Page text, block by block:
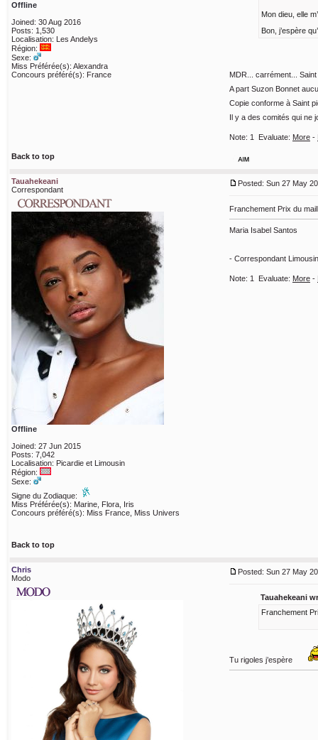
Offline
Joined: 30 Aug 2016
Posts: 1,530
Localisation: Les Andelys
Région:
Sexe:
Miss Préférée(s): Alexandra
Concours préféré(s): France
Mon dieu, elle
Bon, j’espère
MDR... carrément...
A part Suzon Bonnet
Copie conforme à Saint
Il y a des comités qui ne
Note: 1 Evaluate: More -
Back to top
Tauahekeani
Correspondant
Offline
Joined: 27 Jun 2015
Posts: 7,042
Localisation: Picardie et Limousin
Région:
Sexe:
Signe du Zodiaque:
Miss Préférée(s): Marine, Flora, Iris
Concours préféré(s): Miss France, Miss Univers
Posted: Sun 27 May
Franchement Prix du
Maria Isabel Santos
- Correspondant
Note: 1 Evaluate: More -
Back to top
Chris
Modo
Posted: Sun 27 May
Tauahekeani
Franchement
Tu rigoles j’espère